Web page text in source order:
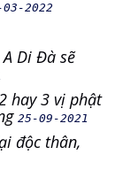
2022
Di Đà sẽ
hay 3 vị phật
25-09-2021
độc thân,